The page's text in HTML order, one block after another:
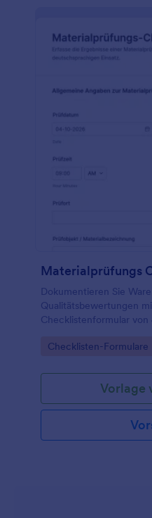
Dokumentieren Sie
Qualitätsbewertungen
Checklistenformular
inklusive
Go to Category:
Checklisten-Formulare
Vorlage